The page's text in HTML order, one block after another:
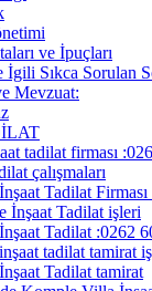
ve İpuçları
İgili Sıkca Sorulan
Mevzuat:
tadilat firması
çalışmaları
Tadilat
İnşaat Tadilat işleri
Tadilat :0262
tadilat tamirat
Tadilat tamirat